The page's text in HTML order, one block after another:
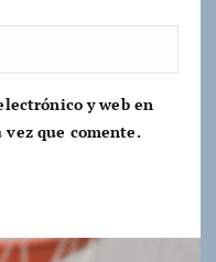
y web en
que comente.